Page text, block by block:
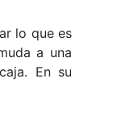
lo que es
a una
En su